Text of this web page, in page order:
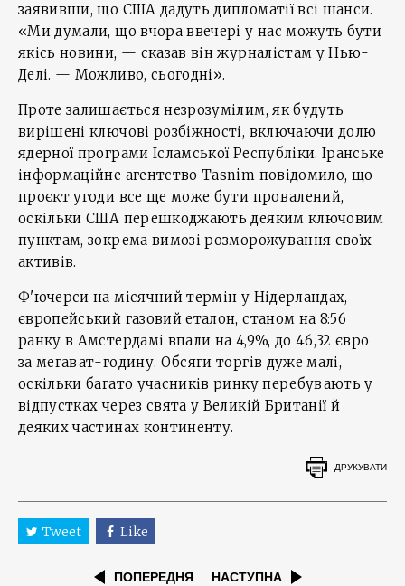
заявивши, що США дадуть дипломатії всі шанси.
«Ми думали, що вчора ввечері у нас можуть бути
якісь новини, — сказав він журналістам у Нью-
Делі. — Можливо, сьогодні».
Проте залишається незрозумілим, як будуть
вирішені ключові розбіжності, включаючи долю
ядерної програми Ісламської Республіки. Іранське
інформаційне агентство Tasnim повідомило, що
проєкт угоди все ще може бути провалений,
оскільки США перешкоджають деяким ключовим
пунктам, зокрема вимозі розморожування своїх
активів.
Ф'ючерси на місячний термін у Нідерландах,
європейський газовий еталон, станом на 8:56
ранку в Амстердамі впали на 4,9%, до 46,32 євро
за мегават-годину. Обсяги торгів дуже малі,
оскільки багато учасників ринку перебувають у
відпустках через свята у Великій Британії й
деяких частинах континенту.
ДРУКУВАТИ
Tweet Like
ПОПЕРЕДНЯ НАСТУПНА